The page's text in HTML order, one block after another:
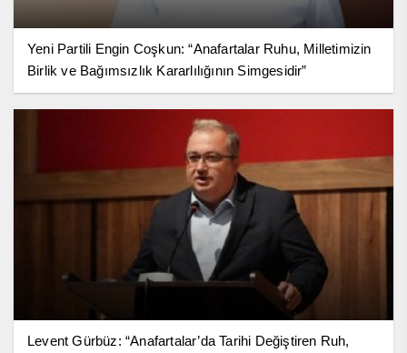
Yeni Partili Engin Coşkun: “Anafartalar Ruhu, Milletimizin
Birlik ve Bağımsızlık Kararlılığının Simgesidir”
Levent Gürbüz: “Anafartalar’da Tarihi Değiştiren Ruh,